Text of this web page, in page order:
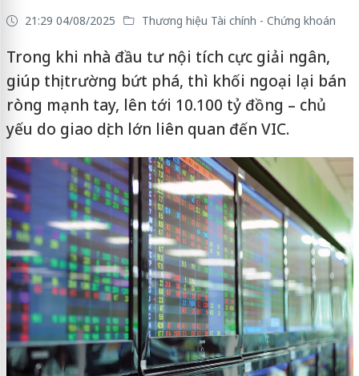
21:29 04/08/2025 Thương hiệu Tài chính - Chứng khoán
Trong khi nhà đầu tư nội tích cực giải ngân,
giúp thị trường bứt phá, thì khối ngoại lại bán
ròng mạnh tay, lên tới 10.100 tỷ đồng – chủ
yếu do giao dịch lớn liên quan đến VIC.